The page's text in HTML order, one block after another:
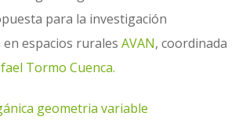
para la investigación
espacios rurales AVAN, coordinada
Tormo Cuenca.